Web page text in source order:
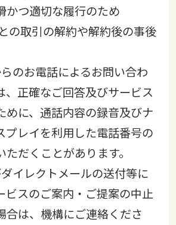
かつ適切な履行のため
取引の解約や解約後の事後
のお電話によるお問い合わ
、正確なご回答及びサービス
めに、通話内容の録音及びナ
プレイを利用した電話番号の
だくことがあります。
イレクトメールの送付等に
ビスのご案内・ご提案の中止
合は、機構にご連絡くださ